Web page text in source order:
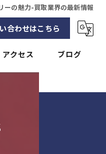
ーの魅力-買取業界の最新情報
合わせはこちら
アクセス ブログ